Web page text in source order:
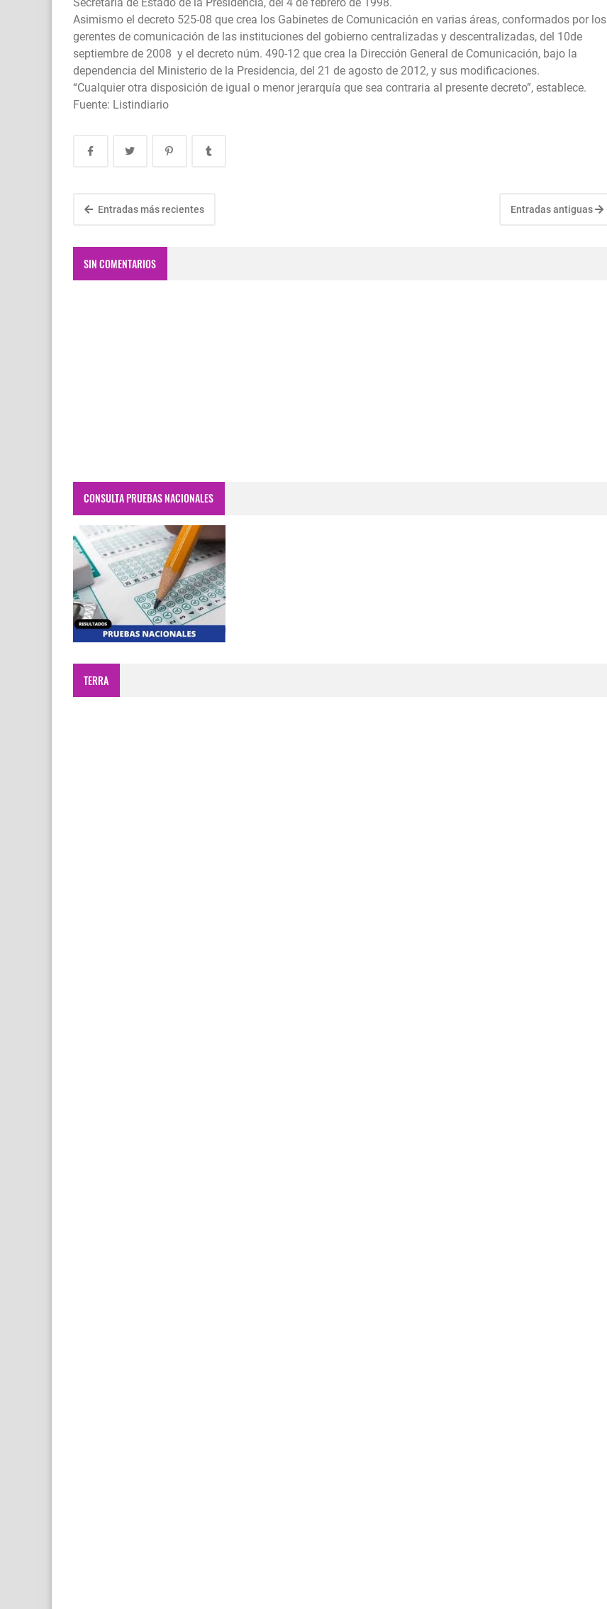
Asimismo el decreto 525-08 que crea los Gabinetes de Comunicación en varias áreas, conformados por los
gerentes de comunicación de las instituciones del gobierno centralizadas y descentralizadas, del 10de
septiembre de 2008 y el decreto núm. 490-12 que crea la Dirección General de Comunicación, bajo la
dependencia del Ministerio de la Presidencia, del 21 de agosto de 2012, y sus modificaciones.
“Cualquier otra disposición de igual o menor jerarquía que sea contraria al presente decreto”, establece.
Fuente: Listindiario
Entradas más recientes Entradas antiguas
SIN COMENTARIOS
CONSULTA PRUEBAS NACIONALES
TERRA